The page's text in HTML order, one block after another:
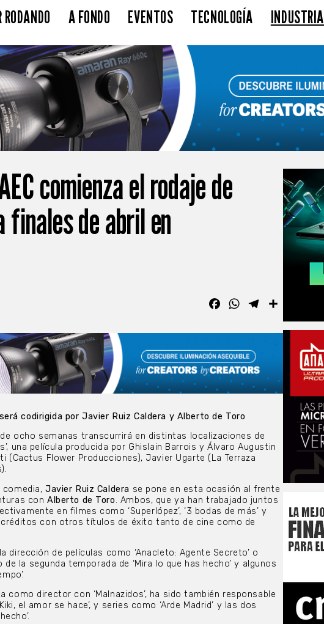
A FONDO EVENTOS TECNOLOGÍA INDUSTRIA
comienza el rodaje de
de abril en
FacebookWhatsAppTelegram
codirigida por Javier Ruiz Caldera y Alberto de Toro
ocho semanas transcurrirá en distintas localizaciones de
una película producida por Ghislain Barrois y Álvaro Augustin
(Cactus Flower Producciones), Javier Ugarte (La Terraza
comedia, Javier Ruiz Caldera se pone en esta ocasión al frente
con Alberto de Toro. Ambos, que ya han trabajado juntos
en filmes como ‘Superlópez’, ‘3 bodas de más’ y
créditos con otros títulos de éxito tanto de cine como de
dirección de películas como ‘Anacleto: Agente Secreto’ o
de la segunda temporada de ‘Mira lo que has hecho’ y algunos
como director con ‘Malnazidos’, ha sido también responsable
el amor se hace’, y series como ‘Arde Madrid’ y las dos